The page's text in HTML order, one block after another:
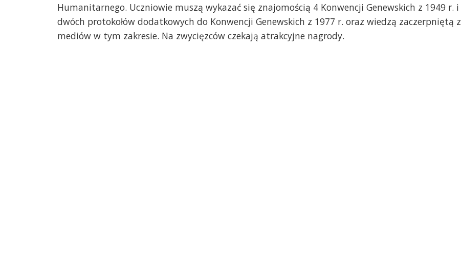
Humanitarnego. Uczniowie muszą wykazać się znajomością 4 Konwencji Genewskich z 1949 r. i
dwóch protokołów dodatkowych do Konwencji Genewskich z 1977 r. oraz wiedzą zaczerpniętą z
mediów w tym zakresie. Na zwycięzców czekają atrakcyjne nagrody.